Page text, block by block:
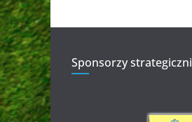
Sponsorzy strategiczni